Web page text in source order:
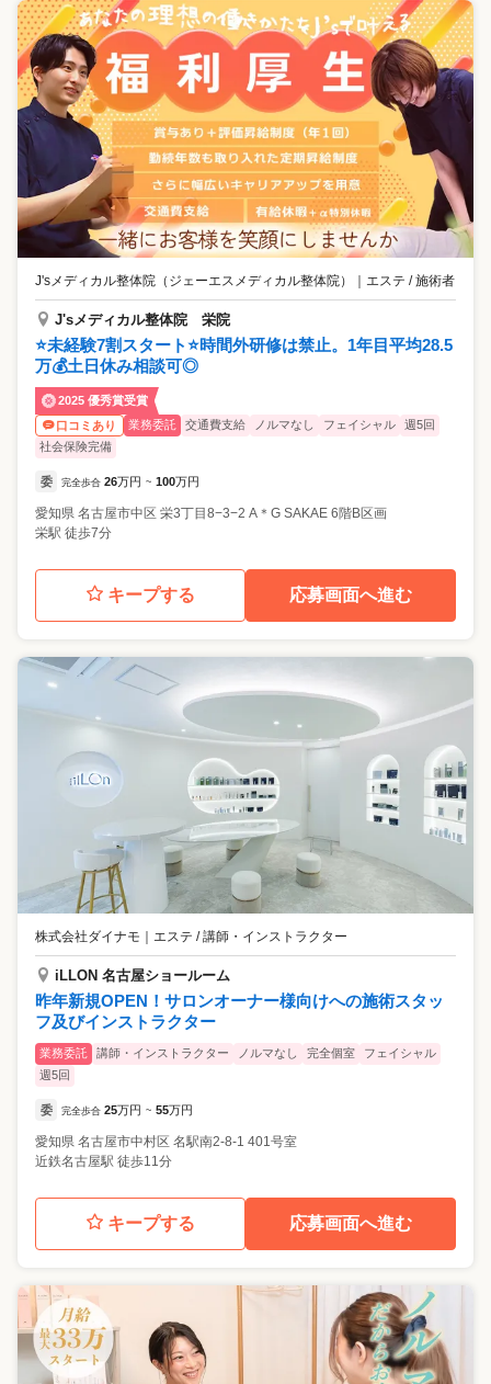
J'sメディカル整体院（ジェーエスメディカル整体院） ｜ エステ / 施術者
J'sメディカル整体院 栄院
⭐未経験7割スタート⭐時間外研修は禁止。1年目平均28.5
万💰土日休み相談可◎
2025 優秀賞受賞
口コミあり
業務委託 交通費支給 ノルマなし フェイシャル
週5回
社会保険完備
委 完全歩合 26万円 ~ 100万円
愛知県 名古屋市中区 栄3丁目8−3−2 A＊G SAKAE 6階B区画
栄駅 徒歩7分
キープする 応募画面へ進む
株式会社ダイナモ エステ / 講師・インストラクター
iLLON 名古屋ショールーム
昨年新規OPEN！サロンオーナー様向けへの施術スタッ
フ及びインストラクター
業務委託 講師・インストラクター ノルマなし 完全個室
フェイシャル
週5回
委 完全歩合 25万円 ~ 55万円
愛知県 名古屋市中村区 名駅南2-8-1 401号室
近鉄名古屋駅 徒歩11分
キープする 応募画面へ進む